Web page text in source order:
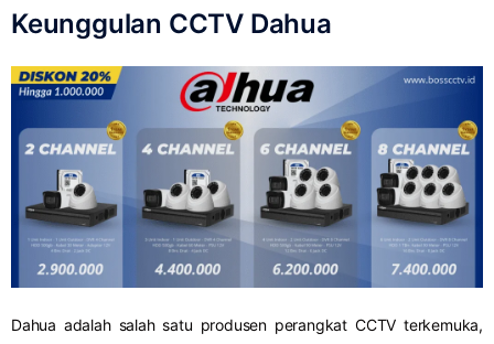
Keunggulan CCTV Dahua
Dahua adalah salah satu produsen perangkat CCTV terkemuka,